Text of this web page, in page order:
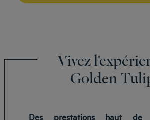
Vivez
Golden
Des prestations haut de